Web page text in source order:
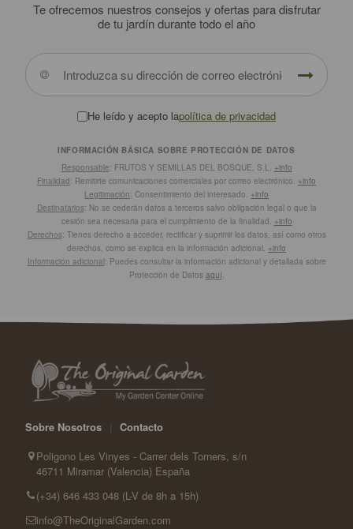
Te ofrecemos nuestros consejos y ofertas para disfrutar
de tu jardín durante todo el año
He leído y acepto lapolítica de privacidad
INFORMACIÓN BÁSICA SOBRE PROTECCIÓN DE DATOS
Responsable: FRUTOS Y SEMILLAS DEL BOSQUE, S.L. +info
Finalidad: Remitirte comunicaciones comerciales por correo electrónico. +info
Legitimación: Consentimiento del interesado. +info
Destinatarios: No se cederán datos a terceros salvo obligación legal o que la
cesión sea necesaria para el cumplimiento de la finalidad. +info
Derechos: Tienes derecho a acceder, rectificar y suprimir los datos, así como otros
derechos, como se explica en la información adicional. +info
Información adicional: Puedes consultar la información adicional y detallada sobre
Protección de Datos aquí.
Sobre Nosotros
Contacto
Poligono Les Vinyes - Carrer dels Torners, s/n
46711 Miramar (Valencia) España
(+34) 646 433 048 (L-V de 8h a 15h)
info@TheOriginalGarden.com